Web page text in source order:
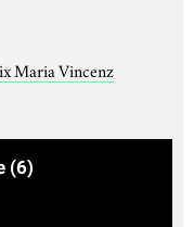
Maria Vincenz
(6)